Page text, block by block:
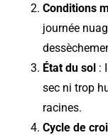
Conditions
journée
État du sol :
sec ni trop
racines.
Cycle de